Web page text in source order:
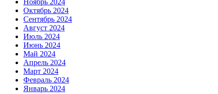
Ноябрь 2024
Октябрь 2024
Сентябрь 2024
Август 2024
Июль 2024
Июнь 2024
Май 2024
Апрель 2024
Март 2024
Февраль 2024
Январь 2024